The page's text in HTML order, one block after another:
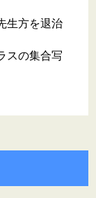
方を退治
の集合写